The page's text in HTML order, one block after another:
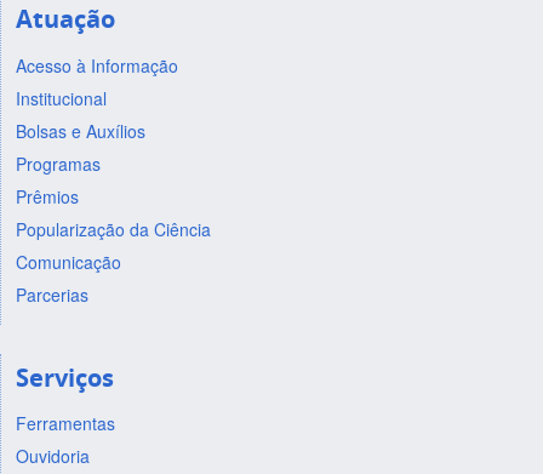
Atuação
Acesso à Informação
Institucional
Bolsas e Auxílios
Programas
Prêmios
Popularização da Ciência
Comunicação
Parcerias
Serviços
Ferramentas
Ouvidoria